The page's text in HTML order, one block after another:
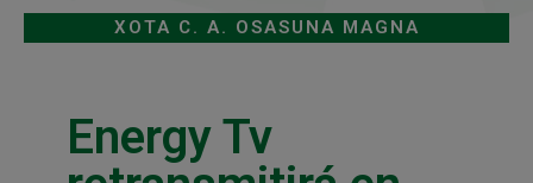
XOTA C. A. OSASUNA MAGNA
Energy Tv